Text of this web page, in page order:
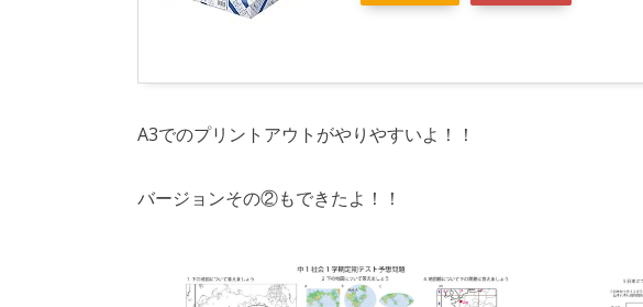
A3でのプリントアウトがやりやすいよ！！
バージョンその②もできたよ！！